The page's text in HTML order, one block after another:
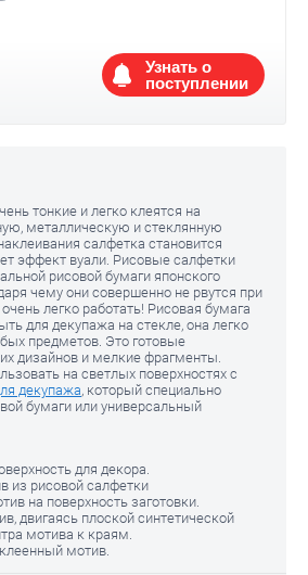
Узнать о
поступлении
тонкие и легко клеятся на
металлическую и стеклянную
салфетка становится
эффект вуали. Рисовые салфетки
рисовой бумаги японского
чему они совершенно не рвутся при
легко работать! Рисовая бумага
для декупажа на стекле, она легко
предметов. Это готовые
дизайнов и мелкие фрагменты.
на светлых поверхностях с
декупажа, который специально
бумаги или универсальный
для декора.
из рисовой салфетки
на поверхность заготовки.
двигаясь плоской синтетической
мотива к краям.
мотив.